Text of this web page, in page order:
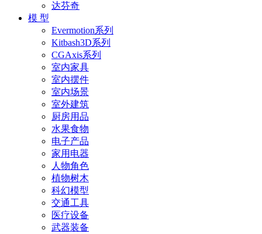
达芬奇
模 型
Evermotion系列
Kitbash3D系列
CGAxis系列
室内家具
室内摆件
室内场景
室外建筑
厨房用品
水果食物
电子产品
家用电器
人物角色
植物树木
科幻模型
交通工具
医疗设备
武器装备